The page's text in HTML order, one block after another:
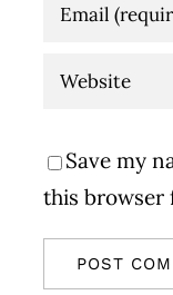
Save my
this browser